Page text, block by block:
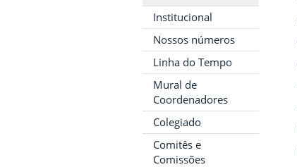
Institucional
Nossos números
Linha do Tempo
Mural de
Coordenadores
Colegiado
Comitês e
Comissões